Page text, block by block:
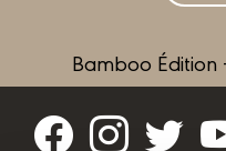
Bamboo Édition